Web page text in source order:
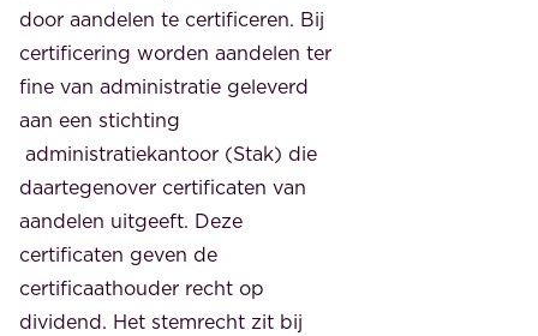
door aandelen te certificeren. Bij
certificering worden aandelen ter
fine van administratie geleverd
aan een stichting
administratiekantoor (Stak) die
daartegenover certificaten van
aandelen uitgeeft. Deze
certificaten geven de
certificaathouder recht op
dividend. Het stemrecht zit bij